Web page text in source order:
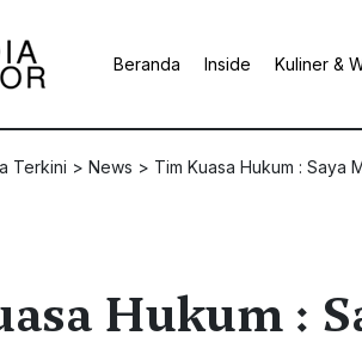
Beranda Inside Kuliner &
Terkini > News > Tim Kuasa Hukum : Saya
Hukum :